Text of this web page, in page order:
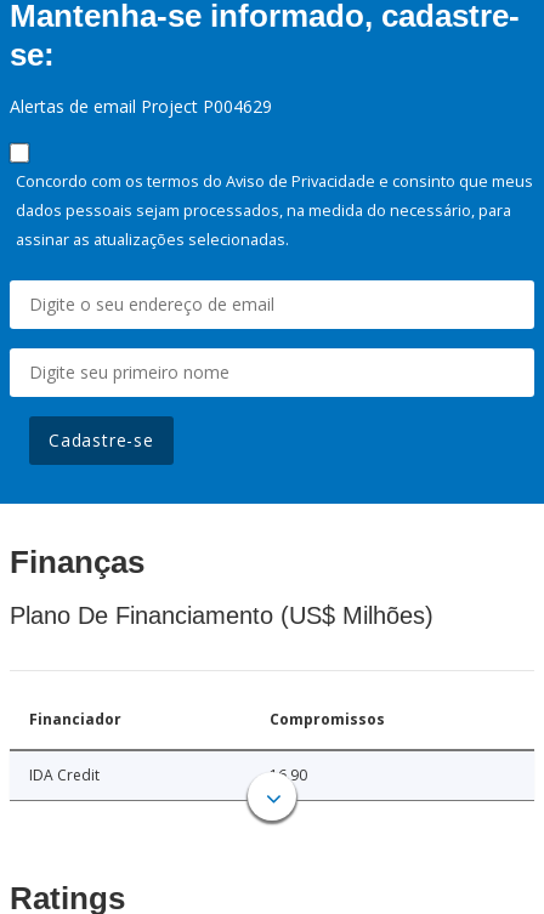
Mantenha-se informado, cadastre-
se:
Alertas de email Project P004629
Concordo com os termos do Aviso de Privacidade e consinto que meus
dados pessoais sejam processados, na medida do necessário, para
assinar as atualizações selecionadas.
Cadastre-se
Finanças
Plano De Financiamento (US$ Milhões)
Financiador Compromissos
IDA Credit 16.90
Ratings